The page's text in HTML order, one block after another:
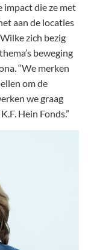
impact die ze met
aan de locaties
zich bezig
beweging
“We merken
om de
we graag
Hein Fonds.”